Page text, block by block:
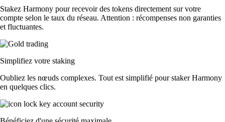
Stakez Harmony pour recevoir des tokens directement sur votre
compte selon le taux du réseau. Attention : récompenses non garanties
et fluctuantes.
Simplifiez votre staking
Oubliez les nœuds complexes. Tout est simplifié pour staker Harmony
en quelques clics.